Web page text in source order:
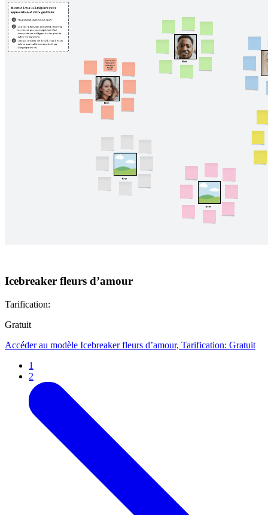
Icebreaker fleurs d’amour
Tarification:
Gratuit
Accéder au modèle Icebreaker fleurs d’amour, Tarification: Gratuit
1
2